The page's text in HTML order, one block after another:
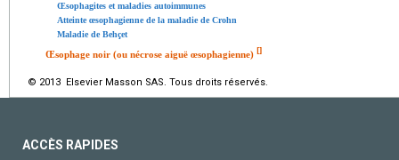
Œsophagites et maladies autoimmunes
Atteinte œsophagienne de la maladie de Crohn
Maladie de Behçet
Œsophage noir (ou nécrose aiguë œsophagienne) []
© 2013 Elsevier Masson SAS. Tous droits réservés.
ACCÈS RAPIDES